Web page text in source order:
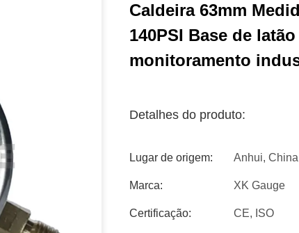
Caldeira 63mm
140PSI Base de
monitoramento
Detalhes do produto:
Lugar de origem: Anhui, China
Marca: XK Gauge
Certificação: CE, ISO